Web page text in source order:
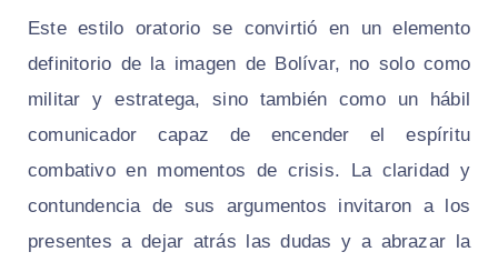
Este estilo oratorio se convirtió en un elemento
definitorio de la imagen de Bolívar, no solo como
militar y estratega, sino también como un hábil
comunicador capaz de encender el espíritu
combativo en momentos de crisis. La claridad y
contundencia de sus argumentos invitaron a los
presentes a dejar atrás las dudas y a abrazar la